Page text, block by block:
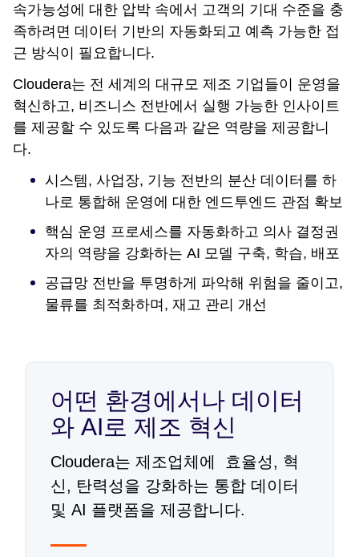
속가능성에 대한 압박 속에서 고객의 기대 수준을 충
족하려면 데이터 기반의 자동화되고 예측 가능한 접
근 방식이 필요합니다.
Cloudera는 전 세계의 대규모 제조 기업들이 운영을
혁신하고, 비즈니스 전반에서 실행 가능한 인사이트
를 제공할 수 있도록 다음과 같은 역량을 제공합니
다.
시스템, 사업장, 기능 전반의 분산 데이터를 하
나로 통합해 운영에 대한 엔드투엔드 관점 확보
핵심 운영 프로세스를 자동화하고 의사 결정권
자의 역량을 강화하는 AI 모델 구축, 학습, 배포
공급망 전반을 투명하게 파악해 위험을 줄이고,
물류를 최적화하며, 재고 관리 개선
어떤 환경에서나 데이터
와 AI로 제조 혁신
Cloudera는 제조업체에 효율성, 혁
신, 탄력성을 강화하는 통합 데이터
및 AI 플랫폼을 제공합니다.